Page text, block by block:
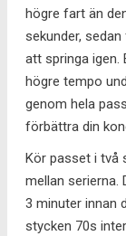
högre fart än
sekunder,
att springa
högre tempo
genom hela
förbättra din
Kör passet i två
mellan serierna.
3 minuter innan
stycken 70s